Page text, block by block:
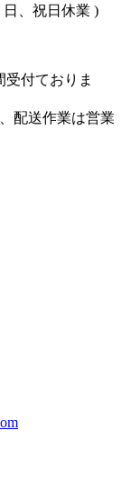
日、祝日休業 )
受付ておりま
配送作業は営業